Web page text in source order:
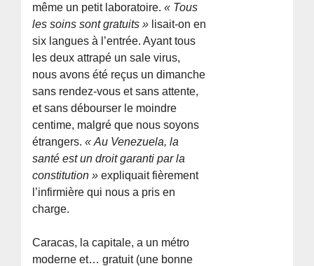
même un petit laboratoire.« Tous
les soins sont gratuits » lisait-on en
six langues à l’entrée. Ayant tous
les deux attrapé un sale virus,
nous avons été reçus un dimanche
sans rendez-vous et sans attente,
et sans débourser le moindre
centime, malgré que nous soyons
étrangers.« Au Venezuela, la
santé est un droit garanti par la
constitution »expliquait fièrement
l’infirmière qui nous a pris en
charge.
Caracas, la capitale, a un métro
moderne et… gratuit (une bonne